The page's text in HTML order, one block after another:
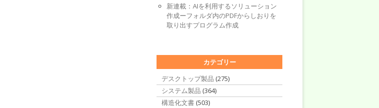
新連載：AIを利用するソリューション
作成ーフォルダ内のPDFからしおりを
取り出すプログラム作成
カテゴリー
デスクトップ製品 (275)
システム製品 (364)
構造化文書 (503)